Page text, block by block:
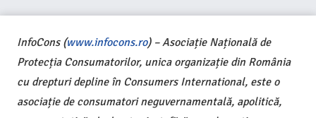
InfoCons (www.infocons.ro) – Asociație Națională de
Protecția Consumatorilor, unica organizație din România
cu drepturi depline în Consumers International, este o
asociație de consumatori neguvernamentală, apolitică,